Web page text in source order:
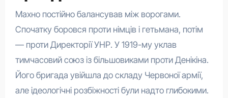
Махно постійно балансував між ворогами.
Спочатку боровся проти німців і гетьмана, потім
— проти Директорії УНР. У 1919-му уклав
тимчасовий союз із більшовиками проти Денікіна.
Його бригада увійшла до складу Червоної армії,
але ідеологічні розбіжності були надто глибокими.